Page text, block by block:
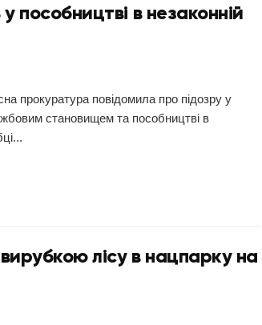
пособництві в незаконній
прокуратура повідомила про підозру у
становищем та пособництві в
лісу в нацпарку на